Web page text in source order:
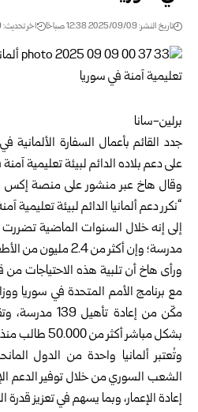
تاريخ النشر: 2025/09/09 12:38 صباحًا اخر تحديث: 2025/09/09 12:38 صباحًا
برلين-سانا
جدد القائم بأعمال السفارة
على دعم بلاده الدائم لبيئة تعليمية
وقال هاخ عبر منشور على منصة إكس
مدرسة؛ وإن أكثر من 2.4 مليون من الأطفال هم خارج المدرسة.
ورأى هاخ أن تلبية هذه الاحتياجات
مع برنامج الأمم المتحدة في سوريا
مكّن من إعادة
بشكل مباشر أكثر من 50.000 طالب منذ عام “2016” .
وتُعتبر ألمانيا واحدة من الدول
الشعب السوري من خلال توفير الدعم
إعادة الإعمار، وبما يسهم في تعزيز